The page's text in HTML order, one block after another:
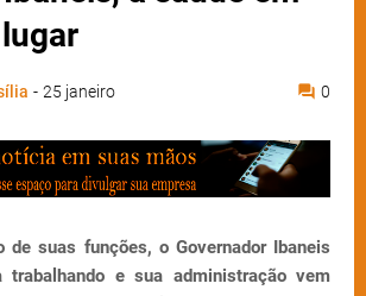
- 25 janeiro 0
de suas funções, o Governador Ibaneis
trabalhando e sua administração vem